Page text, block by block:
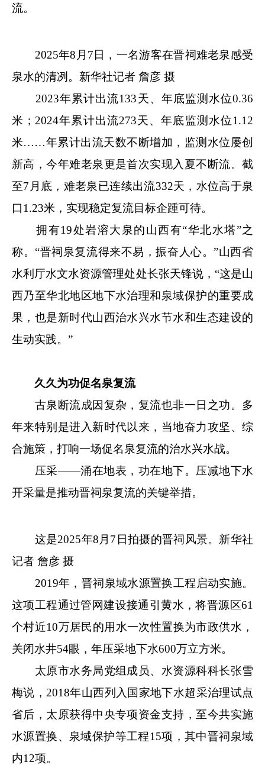
流。
2025年8月7日，一名游客在晋祠难老泉感受
泉水的清冽。新华社记者 詹彦 摄
2023年累计出流133天、年底监测水位0.36
米；2024年累计出流273天、年底监测水位1.12
米……年累计出流天数不断增加，监测水位屡创
新高，今年难老泉更是首次实现入夏不断流。截
至7月底，难老泉已连续出流332天，水位高于泉
口1.23米，实现稳定复流目标企踵可待。
拥有19处岩溶大泉的山西有“华北水塔”之
称。“晋祠泉复流得来不易，振奋人心。”山西省
水利厅水文水资源管理处处长张天锋说，“这是山
西乃至华北地区地下水治理和泉域保护的重要成
果，也是新时代山西治水兴水节水和生态建设的
生动实践。”
久久为功促名泉复流
古泉断流成因复杂，复流也非一日之功。多
年来特别是进入新时代以来，当地奋力攻坚、综
合施策，打响一场促名泉复流的治水兴水战。
压采——涌在地表，功在地下。压减地下水
开采量是推动晋祠泉复流的关键举措。
这是2025年8月7日拍摄的晋祠风景。新华社
记者 詹彦 摄
2019年，晋祠泉域水源置换工程启动实施。
这项工程通过管网建设接通引黄水，将晋源区61
个村近10万居民的用水一次性置换为市政供水，
关闭水井54眼，年压采地下水600万立方米。
太原市水务局党组成员、水资源科科长张雪
梅说，2018年山西列入国家地下水超采治理试点
省后，太原获得中央专项资金支持，至今共实施
水源置换、泉域保护等工程15项，其中晋祠泉域
内12项。